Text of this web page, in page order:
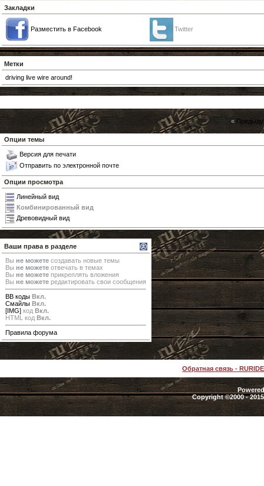
Закладки
Разместить в Facebook Twitter
Метки
driving live wire around!
«
Опции темы
Версия для печати
Отправить по электронной почте
Опции просмотра
Линейный вид
Комбинированный вид
Древовидный вид
Ваши права в разделе
Вы не можете создавать новые темы
Вы не можете отвечать в темах
Вы не можете прикреплять вложения
Вы не можете редактировать свои сообщения
BB коды Вкл.
Смайлы Вкл.
[IMG] код Вкл.
HTML код Вкл.
Правила форума
Обратная связь -
Copyright ©2000 -